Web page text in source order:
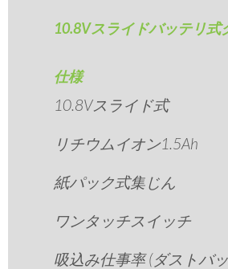
10.8Vスライドバッテリ式
仕様
10.8Vスライド式
リチウムイオン1.5Ah
紙パック式集じん
ワンタッチスイッチ
吸込み仕事率 (ダストバ